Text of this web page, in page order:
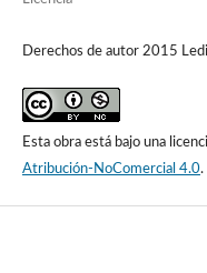
Derechos de autor 2015
Esta obra está bajo una
Atribución-NoComercial 4.0.